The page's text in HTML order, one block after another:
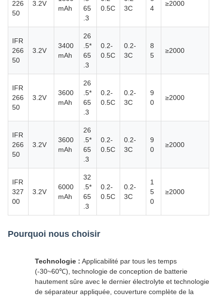
226
50
3.2V
mAh
65
.3
0.5C
3C
4
≥2000
IFR
266
50
3.2V
3400
mAh
26
.5*
65
.3
0.2-
0.5C
0.2-
3C
8
5
≥2000
IFR
266
50
3.2V
3600
mAh
26
.5*
65
.3
0.2-
0.5C
0.2-
3C
9
0
≥2000
IFR
266
50
3.2V
3600
mAh
26
.5*
65
.3
0.2-
0.5C
0.2-
3C
9
0
≥2000
IFR
327
00
3.2V
6000
mAh
32
.5*
65
.3
0.2-
0.5C
0.2-
3C
1
5
0
≥2000
Pourquoi nous choisir
Technologie : Applicabilité par tous les temps
(-30~60℃), technologie de conception de batterie
hautement sûre avec le dernier électrolyte et technologie
de séparateur appliquée, couverture complète de la